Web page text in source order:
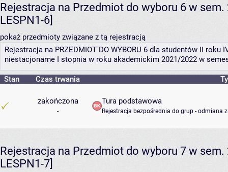
Rejestracja na Przedmiot do wyboru 6 w
LESPN1-6]
pokaż przedmioty związane z tą rejestracją
Rejestracja na PRZEDMIOT DO WYBORU 6 dla studentów II
niestacjonarne I stopnia w roku akademickim 2021/2022 w
Stan Czas trwania
zakończona
-
Tura podstawowa
Rejestracja bezpośrednia do grup - odmiana
Rejestracja na Przedmiot do wyboru 7 w
LESPN1-7]